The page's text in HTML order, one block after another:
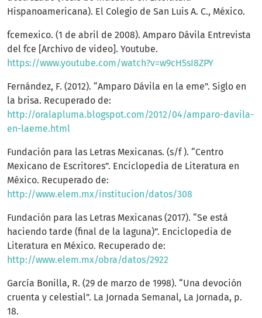
Hispanoamericana). El Colegio de San Luis A. C., México.
fcemexico. (1 de abril de 2008). Amparo Dávila Entrevista
del fce [Archivo de video]. Youtube.
https://www.youtube.com/watch?v=w9cH5sI8ZPY
Fernández, F. (2012). “Amparo Dávila en la eme”. Siglo en
la brisa. Recuperado de:
http://oralapluma.blogspot.com/2012/04/amparo-davila-
en-laeme.html
Fundación para las Letras Mexicanas. (s/f ). “Centro
Mexicano de Escritores”. Enciclopedia de Literatura en
México. Recuperado de:
http://www.elem.mx/institucion/datos/308
Fundación para las Letras Mexicanas (2017). “Se está
haciendo tarde (final de la laguna)”. Enciclopedia de
Literatura en México. Recuperado de:
http://www.elem.mx/obra/datos/2922
García Bonilla, R. (29 de marzo de 1998). “Una devoción
cruenta y celestial”. La Jornada Semanal, La Jornada, p.
18.